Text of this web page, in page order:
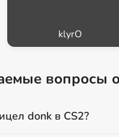
klyrO
вопросы
donk в CS2?